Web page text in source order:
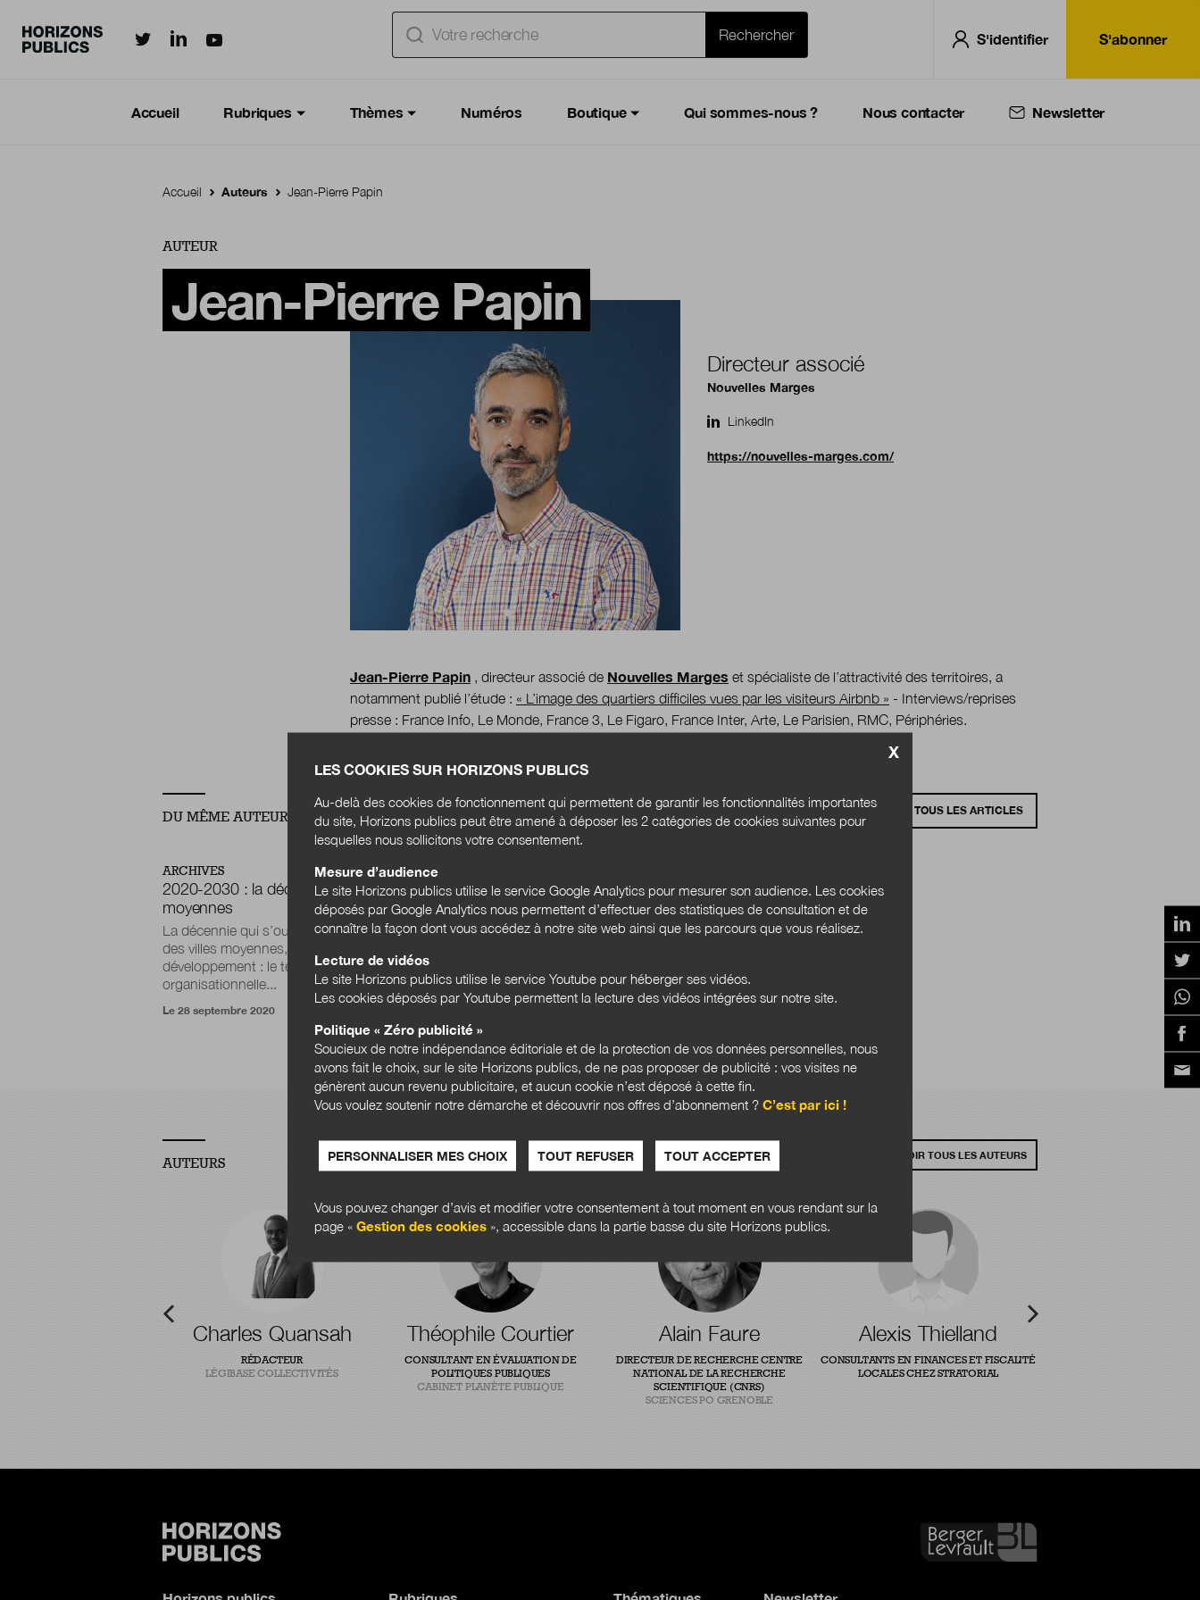
Horizonspublics.fr sur Twitter
Horizonspublics.fr sur LinkedIn
Horizonspublics.fr sur Youtube S'identifier S'abonner
Accueil Rubriques Thèmes Numéros Boutique Qui sommes-nous ? Nous contacter Newsletter
Accueil Auteurs Jean-Pierre Papin
AUTEUR
Jean-Pierre Papin
Directeur associé
Nouvelles Marges
LinkedIn
https://nouvelles-marges.com/
Jean-Pierre Papin , directeur associé de Nouvelles Marges et spécialiste de l’attractivité des territoires, a
notamment publié l’étude : « L’image des quartiers difficiles vues par les visiteurs Airbnb » - Interviews/reprises
presse : France Info, Le Monde, France 3, Le Figaro, France Inter, Arte, Le Parisien, RMC, Périphéries.
DU MÊME AUTEUR
ARCHIVES
2020-2030 : la décennie des villes
moyennes
La décennie qui s’ouvre pourrait être celle
des villes moyennes, avec en clef de leur
développement : le télétravail et la rupture
organisationnelle...
Le 28 septembre 2020
VOIR TOUS LES ARTICLES
AUTEURS VOIR TOUS LES AUTEURS
Charles Quansah
RÉDACTEUR
LÉGIBASE COLLECTIVITÉS
Théophile Courtier
CONSULTANT EN ÉVALUATION DE
POLITIQUES PUBLIQUES
CABINET PLANÈTE PUBLIQUE
Alain Faure
DIRECTEUR DE RECHERCHE CENTRE
NATIONAL DE LA RECHERCHE
SCIENTIFIQUE (CNRS)
SCIENCES PO GRENOBLE
Alexis Thielland
CONSULTANTS EN FINANCES ET FISCALITÉ
LOCALES CHEZ STRATORIAL
X
LES COOKIES SUR HORIZONS PUBLICS
Au-delà des cookies de fonctionnement qui permettent de garantir les fonctionnalités importantes
du site, Horizons publics peut être amené à déposer les 2 catégories de cookies suivantes pour
lesquelles nous sollicitons votre consentement.
Mesure d’audience
Le site Horizons publics utilise le service Google Analytics pour mesurer son audience. Les cookies
déposés par Google Analytics nous permettent d’effectuer des statistiques de consultation et de
connaître la façon dont vous accédez à notre site web ainsi que les parcours que vous réalisez.
Lecture de vidéos
Le site Horizons publics utilise le service Youtube pour héberger ses vidéos.
Les cookies déposés par Youtube permettent la lecture des vidéos intégrées sur notre site.
Politique « Zéro publicité »
Soucieux de notre indépendance éditoriale et de la protection de vos données personnelles, nous
avons fait le choix, sur le site Horizons publics, de ne pas proposer de publicité : vos visites ne
génèrent aucun revenu publicitaire, et aucun cookie n’est déposé à cette fin.
Vous voulez soutenir notre démarche et découvrir nos offres d’abonnement ? C’est par ici !
PERSONNALISER MES CHOIX TOUT REFUSER TOUT ACCEPTER
Vous pouvez changer d’avis et modifier votre consentement à tout moment en vous rendant sur la
page « Gestion des cookies », accessible dans la partie basse du site Horizons publics.